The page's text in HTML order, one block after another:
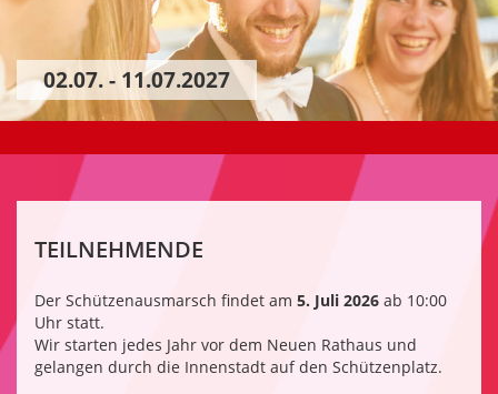
02.07. - 11.07.2027
TEILNEHMENDE
Der Schützenausmarsch findet am 5. Juli 2026 ab 10:00
Uhr statt.
Wir starten jedes Jahr vor dem Neuen Rathaus und
gelangen durch die Innenstadt auf den Schützenplatz.